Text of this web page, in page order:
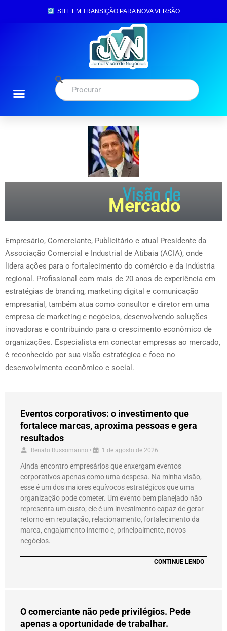
SITE EM TRANSIÇÃO PARA NOVA VERSÃO
Visão de
Mercado
Empresário, Comerciante, Publicitário e atual Presidente da
Associação Comercial e Industrial de Atibaia (ACIA), onde
lidera ações para o fortalecimento do comércio e da indústria
regional. Profissional com mais de 20 anos de experiência em
estratégias de branding, marketing digital e comunicação
empresarial, também atua como consultor e diretor em uma
empresa de marketing e negócios, desenvolvendo soluções
inovadoras e contribuindo para o crescimento econômico de
organizações. Especialista em conectar empresas ao mercado,
é reconhecido por sua visão estratégica e foco no
desenvolvimento econômico e social.
Eventos corporativos: o investimento que
fortalece marcas, aproxima pessoas e gera
resultados
Renato Russomanno • 1 de agosto de 2026
Ainda encontro empresários que enxergam eventos
corporativos apenas como uma despesa. Na minha visão,
esse é um dos maiores equívocos estratégicos que uma
organização pode cometer. Um evento bem planejado não
representa um custo; ele é um investimento capaz de gerar
retorno em reputação, relacionamento, fortalecimento da
marca, engajamento interno e, principalmente, novos
negócios.
CONTINUE LENDO
O comerciante não pede privilégios. Pede
apenas a oportunidade de trabalhar.